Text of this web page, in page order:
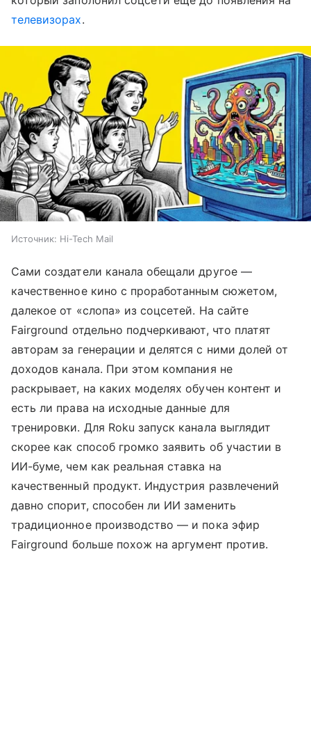
телевизорах.
Источник: Hi-Tech Mail
Сами создатели канала обещали другое —
качественное кино с проработанным сюжетом,
далекое от «слопа» из соцсетей. На сайте
Fairground отдельно подчеркивают, что платят
авторам за генерации и делятся с ними долей от
доходов канала. При этом компания не
раскрывает, на каких моделях обучен контент и
есть ли права на исходные данные для
тренировки. Для Roku запуск канала выглядит
скорее как способ громко заявить об участии в
ИИ-буме, чем как реальная ставка на
качественный продукт. Индустрия развлечений
давно спорит, способен ли ИИ заменить
традиционное производство — и пока эфир
Fairground больше похож на аргумент против.